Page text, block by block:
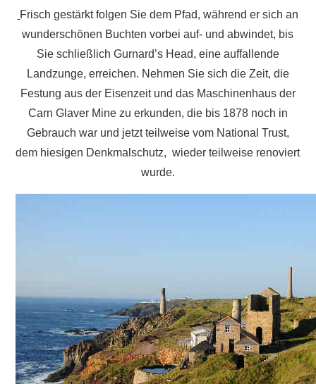
Frisch gestärkt folgen Sie dem Pfad, während er sich an
wunderschönen Buchten vorbei auf- und abwindet, bis
Sie schließlich Gurnard’s Head, eine auffallende
Landzunge, erreichen. Nehmen Sie sich die Zeit, die
Festung aus der Eisenzeit und das Maschinenhaus der
Carn Glaver Mine zu erkunden, die bis 1878 noch in
Gebrauch war und jetzt teilweise vom National Trust,
dem hiesigen Denkmalschutz, wieder teilweise renoviert
wurde.